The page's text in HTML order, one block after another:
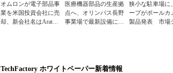
オムロンが電子部品事
業を米国投資会社に売
却、新会社名はAratas
医療機器部品の生産拠
点へ、オリンパス長野
事業場で最新設備に機
狭小な駐車場に
ープがポールカ
製品発表 市場
TechFactory ホワイトペーパー新着情報